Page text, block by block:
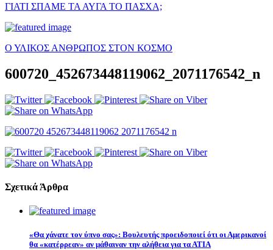
ΓΙΑΤΙ ΣΠΑΜΕ ΤΑ ΑΥΓΑ ΤΟ ΠΑΣΧΑ;
Ο ΥΛΙΚΟΣ ΑΝΘΡΩΠΟΣ ΣΤΟΝ ΚΟΣΜΟ
600720_452673448119062_2071176542_n
Σχετικά Άρθρα
«Θα χάνατε τον ύπνο σας»: Βουλευτής προειδοποιεί ότι οι Αμερικανοί
θα «κατέρρεαν» αν μάθαιναν την αλήθεια για τα ΑΤΙΑ